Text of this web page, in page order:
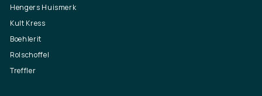
Hengers Huismerk
Kult Kress
Boehlerit
Rolschoffel
Treffler